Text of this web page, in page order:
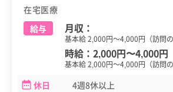
在宅医療
給与
月収：
基本給 2,000円～4,000円（訪問
時給： 2,000円〜4,000円
基本給 2,000円～4,000円（訪問
休日
4週8休以上